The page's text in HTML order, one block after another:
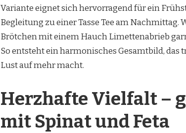
Variante eignet sich hervorragend für ein
Begleitung zu einer Tasse Tee am Nachmittag.
Brötchen mit einem Hauch Limettenabrieb
So entsteht ein harmonisches Gesamtbild, das
Lust auf mehr macht.
Herzhafte Vielfalt –
mit Spinat und Feta